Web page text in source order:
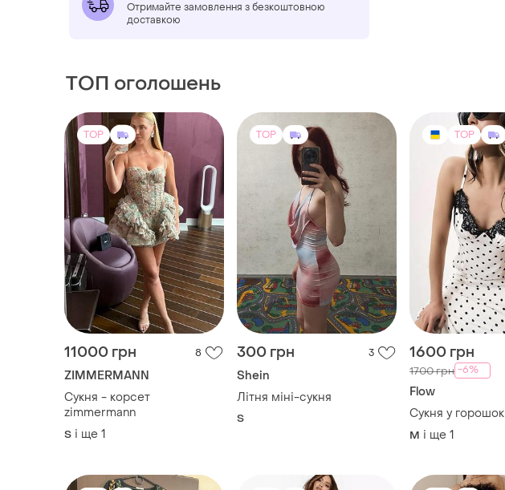
Отримайте замовлення з безкоштовною
доставкою
ТОП оголошень
TOP
11000 грн 8
ZIMMERMANN
Сукня - корсет
zimmermann
S і ще 1
TOP
300 грн 3
Shein
Літня міні-сукня
S
TOP
1600 грн
1700 грн -6%
Flow
Сукня у
M і ще 1